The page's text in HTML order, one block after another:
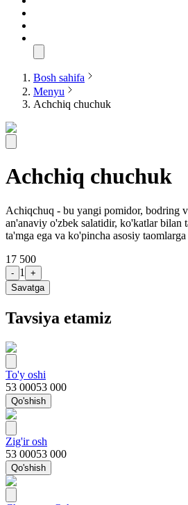
Bosh sahifa
Menyu
Achchiq chuchuk
Achchiq chuchuk
Achiqchuq - bu yangi pomidor, bodring
an'anaviy o'zbek salatidir, ko'katlar bilan
ta'mga ega va ko'pincha asosiy
17 500
- 1
+
Savatga
Tavsiya etamiz
To'y oshi
53 00053 000
Qo'shish
Zig'ir osh
53 00053 000
Qo'shish